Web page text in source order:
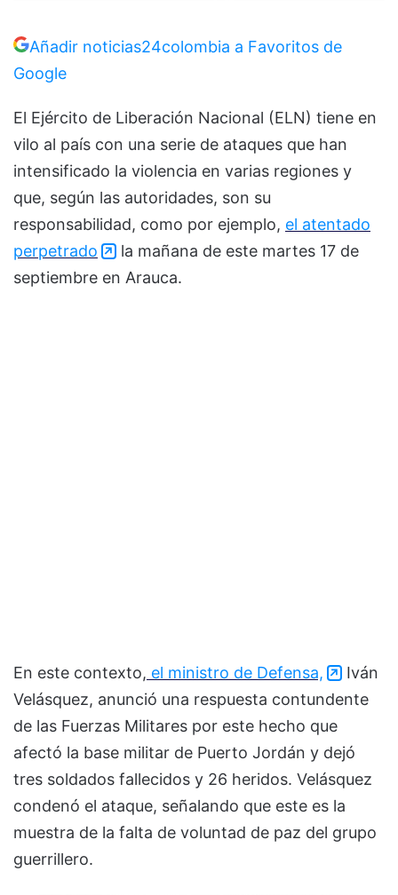
Añadir noticias24colombia a Favoritos de
Google
El Ejército de Liberación Nacional (ELN) tiene en
vilo al país con una serie de ataques que han
intensificado la violencia en varias regiones y
que, según las autoridades, son su
responsabilidad, como por ejemplo, el atentado
perpetrado
la mañana de este martes 17 de
septiembre en Arauca.
En este contexto, el ministro de Defensa,
Iván
Velásquez, anunció una respuesta contundente
de las Fuerzas Militares por este hecho que
afectó la base militar de Puerto Jordán y dejó
tres soldados fallecidos y 26 heridos. Velásquez
condenó el ataque, señalando que este es la
muestra de la falta de voluntad de paz del grupo
guerrillero.